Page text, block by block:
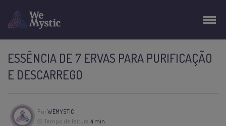
ESSÊNCIA DE 7 ERVAS PARA PURIFICAÇÃO
E DESCARREGO
PorWEMYSTIC
Tempo de leitura:4 min